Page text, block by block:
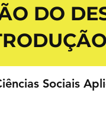
DO
Sociais